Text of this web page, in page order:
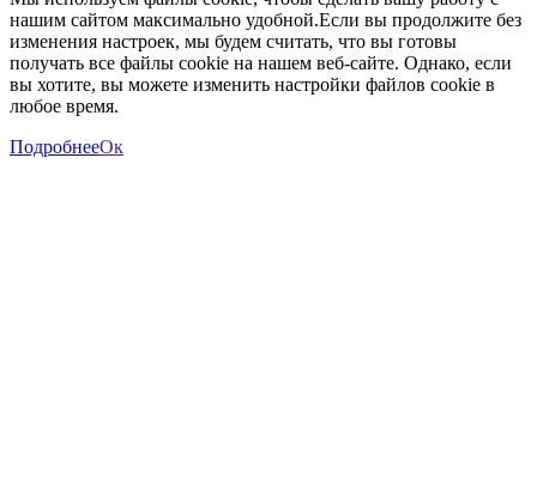
нашим сайтом максимально удобной.Если вы продолжите без
изменения настроек, мы будем считать, что вы готовы
получать все файлы cookie на нашем веб-сайте. Однако, если
вы хотите, вы можете изменить настройки файлов cookie в
любое время.
ПодробнееОк